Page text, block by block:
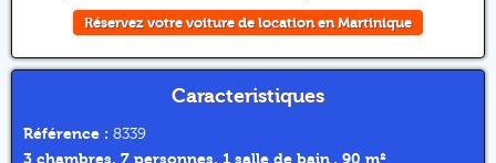
Réservez votre voiture de location en Martinique
Caracteristiques
Référence : 8339
3 chambres, 7 personnes, 1 salle de bain , 90 m²